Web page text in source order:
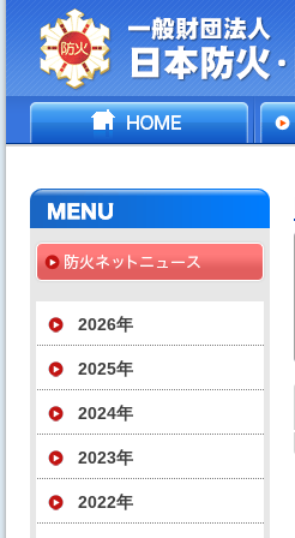
一般財団法人
HOME
2026年
2025年
2024年
2023年
2022年